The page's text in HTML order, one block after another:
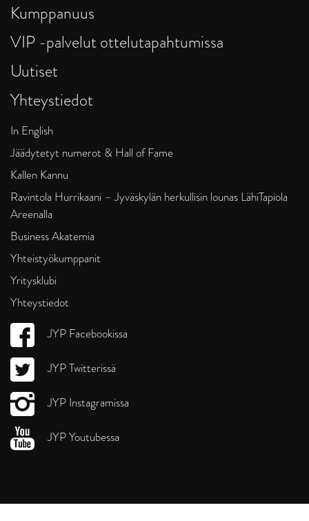
Kumppanuus
VIP -palvelut ottelutapahtumissa
Uutiset
Yhteystiedot
In English
Jäädytetyt numerot & Hall of Fame
Kallen Kannu
Ravintola Hurrikaani – Jyväskylän herkullisin lounas LähiTapiola
Areenalla
Business Akatemia
Yhteistyökumppanit
Yritysklubi
Yhteystiedot
JYP Facebookissa
JYP Twitterissä
JYP Instagramissa
JYP Youtubessa